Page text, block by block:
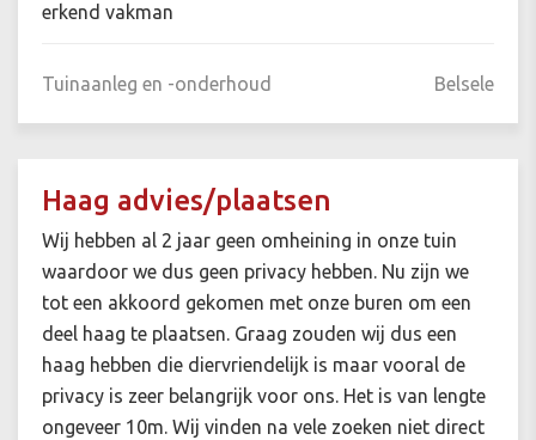
erkend vakman
Tuinaanleg en -onderhoud Belsele
Haag advies/plaatsen
Wij hebben al 2 jaar geen omheining in onze tuin
waardoor we dus geen privacy hebben. Nu zijn we
tot een akkoord gekomen met onze buren om een
deel haag te plaatsen. Graag zouden wij dus een
haag hebben die diervriendelijk is maar vooral de
privacy is zeer belangrijk voor ons. Het is van lengte
ongeveer 10m. Wij vinden na vele zoeken niet direct